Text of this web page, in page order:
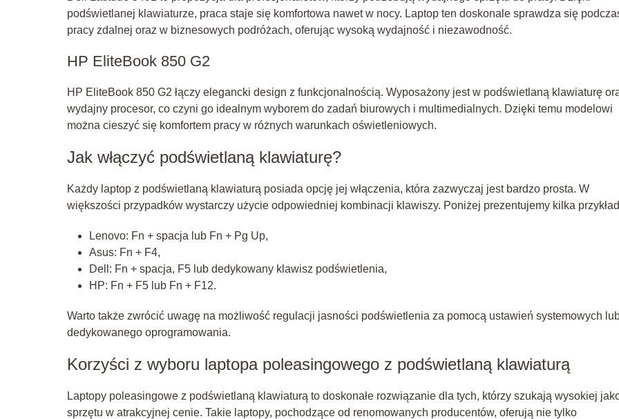
podświetlanej klawiaturze, praca staje się komfortowa nawet w nocy. Laptop ten doskonale sprawdza się
pracy zdalnej oraz w biznesowych podróżach, oferując wysoką wydajność i niezawodność.
HP EliteBook 850 G2
HP EliteBook 850 G2 łączy elegancki design z funkcjonalnością. Wyposażony jest w podświetlaną klawiaturę
wydajny procesor, co czyni go idealnym wyborem do zadań biurowych i multimedialnych. Dzięki temu modelowi
można cieszyć się komfortem pracy w różnych warunkach oświetleniowych.
Jak włączyć podświetlaną klawiaturę?
Każdy laptop z podświetlaną klawiaturą posiada opcję jej włączenia, która zazwyczaj jest bardzo prosta. W
większości przypadków wystarczy użycie odpowiedniej kombinacji klawiszy. Poniżej prezentujemy kilka
Lenovo: Fn + spacja lub Fn + Pg Up,
Asus: Fn + F4,
Dell: Fn + spacja, F5 lub dedykowany klawisz podświetlenia,
HP: Fn + F5 lub Fn + F12.
Warto także zwrócić uwagę na możliwość regulacji jasności podświetlenia za pomocą ustawień systemowych
dedykowanego oprogramowania.
Korzyści z wyboru laptopa poleasingowego z podświetlaną klawiaturą
Laptopy poleasingowe z podświetlaną klawiaturą to doskonałe rozwiązanie dla tych, którzy szukają wysokiej
sprzętu w atrakcyjnej cenie. Takie laptopy, pochodzące od renomowanych producentów, oferują nie tylko